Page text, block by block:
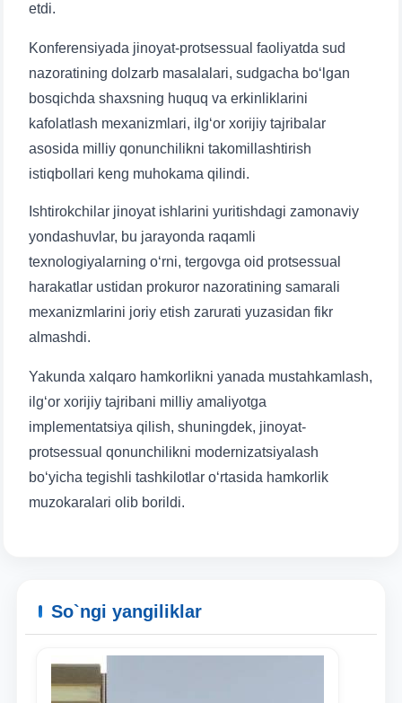
Ism va familiyangiz
Telefon raqamingiz
etdi.
Konferensiyada jinoyat-protsessual faoliyatda sud
nazoratining dolzarb masalalari, sudgacha bo‘lgan
bosqichda shaxsning huquq va erkinliklarini
kafolatlash mexanizmlari, ilg‘or xorijiy tajribalar
asosida milliy qonunchilikni takomillashtirish
istiqbollari keng muhokama qilindi.
Ishtirokchilar jinoyat ishlarini yuritishdagi zamonaviy
yondashuvlar, bu jarayonda raqamli
texnologiyalarning o‘rni, tergovga oid protsessual
harakatlar ustidan prokuror nazoratining samarali
mexanizmlarini joriy etish zarurati yuzasidan fikr
almashdi.
Yakunda xalqaro hamkorlikni yanada mustahkamlash,
ilg‘or xorijiy tajribani milliy amaliyotga
implementatsiya qilish, shuningdek, jinoyat-
protsessual qonunchilikni modernizatsiyalash
bo‘yicha tegishli tashkilotlar o‘rtasida hamkorlik
muzokaralari olib borildi.
So`ngi yangiliklar